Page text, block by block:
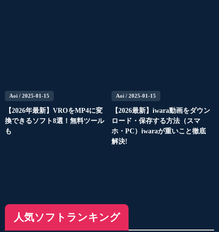
Aoi / 2025-01-15
【2026年最新】VROをMP4に変
換できるソフト8選！無料ツール
も
Aoi/ 2025-01-15
【2026最新】iwara動画をダウン
ロード・保存する方法（スマ
ホ・PC）iwaraが重いこと徹底
解決!
人気ソフトランキング